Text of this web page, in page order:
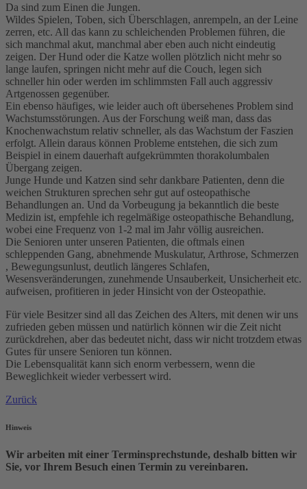
Da sind zum Einen die Jungen.
Wildes Spielen, Toben, sich Überschlagen, anrempeln, an der Leine
zerren, etc. All das kann zu schleichenden Problemen führen, die
sich manchmal akut, manchmal aber eben auch nicht eindeutig
zeigen. Der Hund oder die Katze wollen plötzlich nicht mehr so
lange laufen, springen nicht mehr auf die Couch, legen sich
schneller hin oder werden im schlimmsten Fall auch aggressiv
Artgenossen gegenüber.
Ein ebenso häufiges, wie leider auch oft übersehenes Problem sind
Wachstumsstörungen. Aus der Forschung weiß man, dass das
Knochenwachstum relativ schneller, als das Wachstum der Faszien
erfolgt. Allein daraus können Probleme entstehen, die sich zum
Beispiel in einem dauerhaft aufgekrümmten thorakolumbalen
Übergang zeigen.
Junge Hunde und Katzen sind sehr dankbare Patienten, denn die
weichen Strukturen sprechen sehr gut auf osteopathische
Behandlungen an. Und da Vorbeugung ja bekanntlich die beste
Medizin ist, empfehle ich regelmäßige osteopathische Behandlung,
wobei eine Frequenz von 1-2 mal im Jahr völlig ausreichen.
Die Senioren unter unseren Patienten, die oftmals einen
schleppenden Gang, abnehmende Muskulatur, Arthrose, Schmerzen
, Bewegungsunlust, deutlich längeres Schlafen,
Wesensveränderungen, zunehmende Unsauberkeit, Unsicherheit etc.
aufweisen, profitieren in jeder Hinsicht von der Osteopathie.
Für viele Besitzer sind all das Zeichen des Alters, mit denen wir uns
zufrieden geben müssen und natürlich können wir die Zeit nicht
zurückdrehen, aber das bedeutet nicht, dass wir nicht trotzdem etwas
Gutes für unsere Senioren tun können.
Die Lebensqualität kann sich enorm verbessern, wenn die
Beweglichkeit wieder verbessert wird.
Zurück
Hinweis
Wir arbeiten mit einer Terminsprechstunde, deshalb bitten wir
Sie, vor Ihrem Besuch einen Termin zu vereinbaren.